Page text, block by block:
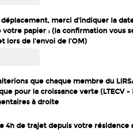
merci d'indiquer la
papier : (la confirmation vous
lors de l’envoi de l’OM)
que chaque membre du
pour la croissance verte (LTECV -
à droite
4h de trajet depuis votre résidence